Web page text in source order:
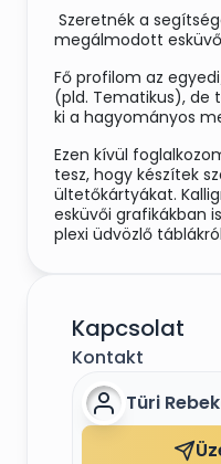
Szeretnék a
megálmodott
Fő profilom az
(pld. Tematikus), de
ki a hagyományos
Ezen kívül
tesz, hogy készítek
ültetőkártyákat.
esküvői grafikákban
plexi üdvözlő
Folyamatosan
jegyesoktatásra is
folyamatosan bővül
Keressetek
Kapcsolat
Kontakt
Türi